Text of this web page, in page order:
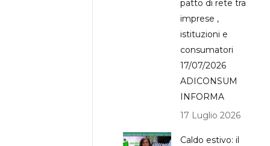
patto di rete tra
imprese ,
istituzioni e
consumatori
17/07/2026
ADICONSUM
INFORMA
17 Luglio 2026
Caldo estivo: il